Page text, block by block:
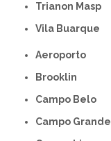
Trianon Masp
Vila Buarque
Aeroporto
Brooklin
Campo Belo
Campo Grande